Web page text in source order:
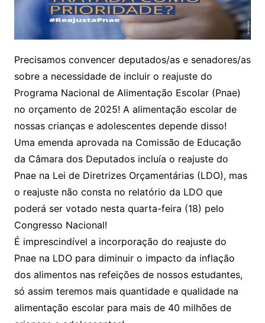
Precisamos convencer deputados/as e senadores/as
sobre a necessidade de incluir o reajuste do
Programa Nacional de Alimentação Escolar (Pnae)
no orçamento de 2025! A alimentação escolar de
nossas crianças e adolescentes depende disso!
Uma emenda aprovada na Comissão de Educação
da Câmara dos Deputados incluía o reajuste do
Pnae na Lei de Diretrizes Orçamentárias (LDO), mas
o reajuste não consta no relatório da LDO que
poderá ser votado nesta quarta-feira (18) pelo
Congresso Nacional!
É imprescindível a incorporação do reajuste do
Pnae na LDO para diminuir o impacto da inflação
dos alimentos nas refeições de nossos estudantes,
só assim teremos mais quantidade e qualidade na
alimentação escolar para mais de 40 milhões de